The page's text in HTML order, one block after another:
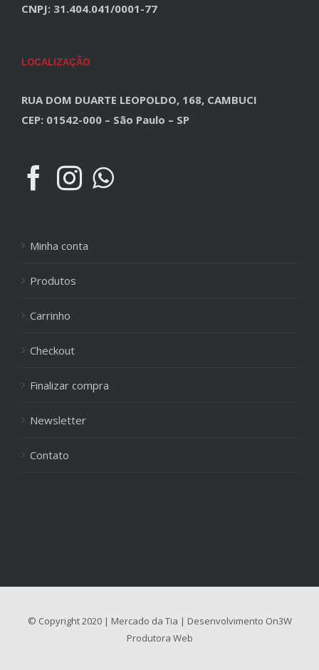
CNPJ: 31.404.041/0001-77
LOCALIZAÇÃO
RUA DOM DUARTE LEOPOLDO, 168, CAMBUCI
CEP: 01542-000 – São Paulo – SP
Minha conta
Produtos
Carrinho
Checkout
Finalizar compra
Newsletter
Contato
© Copyright 2020 | Mercado da Tia | Desenvolvimento On3W
Produtora Web